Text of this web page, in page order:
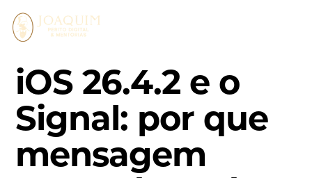
para
iOS 26.4.2 e o
Signal: por que
mensagem